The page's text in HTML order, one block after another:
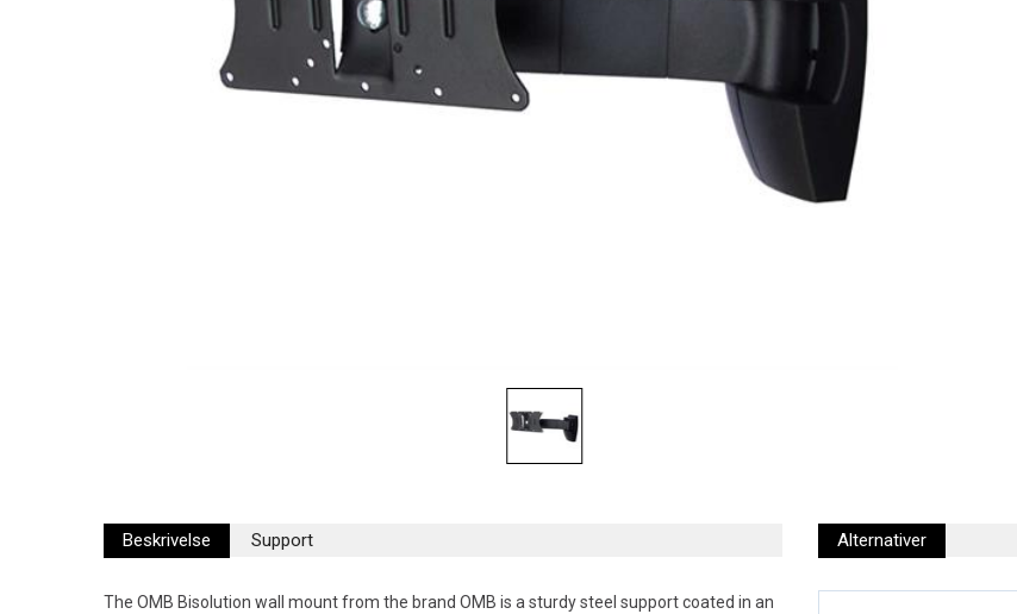
Beskrivelse Support
The OMB Bisolution wall mount from the brand OMB is a sturdy steel support coated in an
Alternativer